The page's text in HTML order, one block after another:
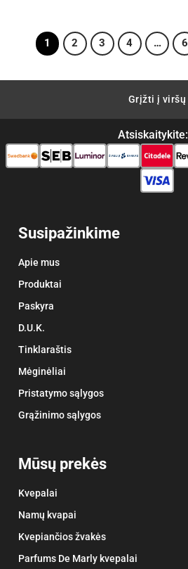
1 2 3 4 … 6
Grįžti į viršų
Atsiskaitykite:
Susipažinkime
Apie mus
Produktai
Paskyra
D.U.K.
Tinklaraštis
Mėginėliai
Pristatymo sąlygos
Grąžinimo sąlygos
Mūsų prekės
Kvepalai
Namų kvapai
Kvepiančios žvakės
Parfums De Marly kvepalai